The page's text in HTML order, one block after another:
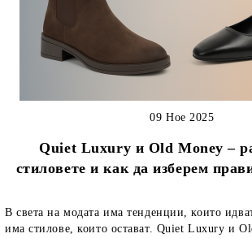
Quiet Luxury и Old Money –
стиловете и как да изберем
09 Ное 2025
В света на модата има тенденции, които
има стилове, които остават. Quiet Luxury и